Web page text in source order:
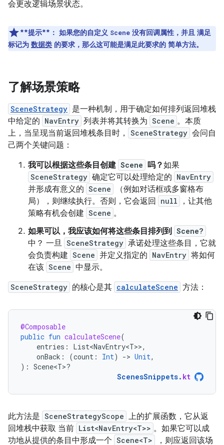
会更改逻辑场景状态。
**提示**： 如果您的自定义 Scene 没有回调属性，并且 满足
标记为 数据类 的要求，那么这可能是满足此要求的 简单方法。
了解场景策略
SceneStrategy 是一种机制，用于确定如何排列返回堆栈
中给定的 NavEntry 列表并将其转换为 Scene 。本质
上，当呈现当前返回堆栈条目时，
SceneStrategy 会问自
己两个关键问题：
我可以根据这些条目创建 Scene 吗？如果
SceneStrategy 确定它可以处理给定的 NavEntry
并形成有意义的 Scene
（例如对话框或多窗格布
局），则继续执行。否则，它会返回
null
，让其他
策略有机会创建 Scene 。
如果可以，我应该如何将这些条目排列到 Scene?
中？ 一旦 SceneStrategy 承诺处理这些条目，它就
会负责构建 Scene 并定义指定的 NavEntry 将如何
在该 Scene 中显示。
SceneStrategy 的核心是其 calculateScene 方法：
@Composable
public fun calculateScene(
entries : List<NavEntry<T>>,
onBack : (count : Int) -> Unit,
): Scene<T>?
ScenesSnippets. kt
此方法是 SceneStrategyScope 上的扩展函数，它从返
回堆栈中获取 当前 List<NavEntry<T>> 。如果它可以成
功地从提供的条目中形成一个 Scene<T> ，则应返回该场